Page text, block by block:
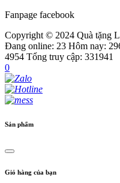
Fanpage facebook
Copyright © 2024 Quà tặng
Đang online: 23 Hôm nay:
4954 Tổng truy cập: 331941
0
Sản phẩm
Giỏ hàng của bạn